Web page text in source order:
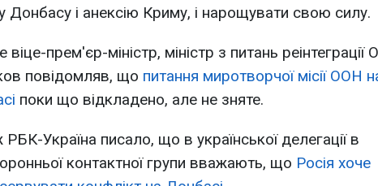
Донбасу і анексію Криму, і нарощувати свою силу.
віце-прем'єр-міністр, міністр з питань реінтеграції
повідомляв, що питання миротворчої місії ООН
поки що відкладено, але не зняте.
Україна писало, що в української делегації в
контактної групи вважають, що Росія хоче